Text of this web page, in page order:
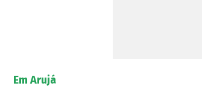
Em Arujá